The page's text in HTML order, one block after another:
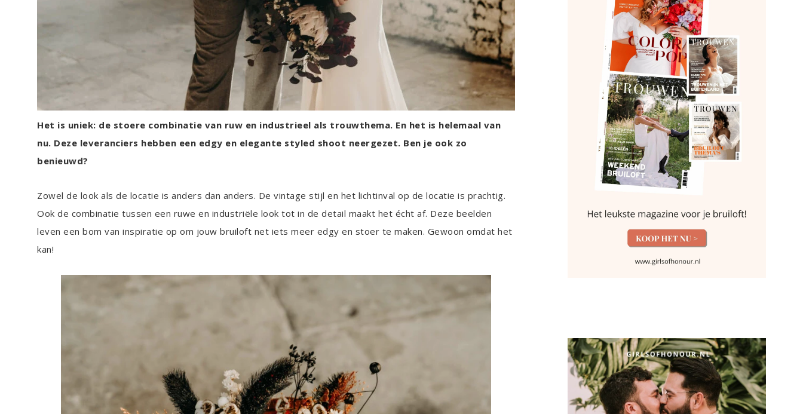
Het is uniek: de stoere combinatie van ruw en industrieel als trouwthema. En het is helemaal van
nu. Deze leveranciers hebben een edgy en elegante styled shoot neergezet. Ben je ook zo
benieuwd?
Zowel de look als de locatie is anders dan anders. De vintage stijl en het lichtinval op de locatie is prachtig.
Ook de combinatie tussen een ruwe en industriële look tot in de detail maakt het écht af. Deze beelden
leven een bom van inspiratie op om jouw bruiloft net iets meer edgy en stoer te maken. Gewoon omdat het
kan!